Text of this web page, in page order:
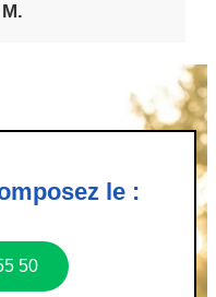
le :
50